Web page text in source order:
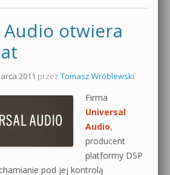
Audio otwiera
2011 przez Tomasz Wróblewski
Firma
Universal
Audio,
producent
platformy DSP
pod jej kontrolą